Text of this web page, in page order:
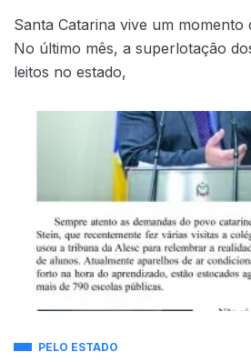
Santa Catarina vive um momento
No último mês, a superlotação
leitos no estado,
PELO ESTADO